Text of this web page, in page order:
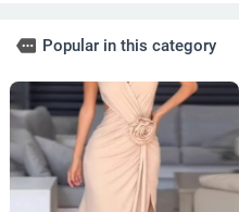
more Popular in this category